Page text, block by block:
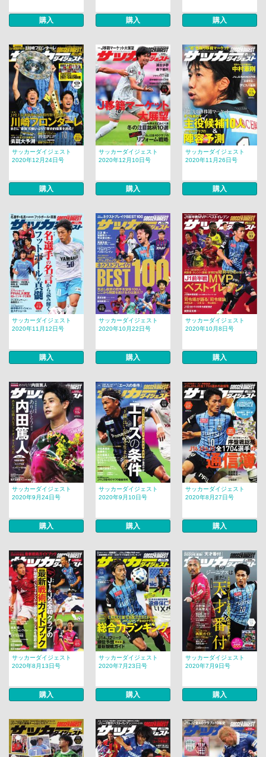
購入 購入 購入
サッカーダイジェスト
2020年12月24日号
購入
サッカーダイジェスト
2020年12月10日号
購入
サッカーダイジェスト
2020年11月26日号
購入
サッカーダイジェスト
2020年11月12日号
購入
サッカーダイジェスト
2020年10月22日号
購入
サッカーダイジェスト
2020年10月8日号
購入
サッカーダイジェスト
2020年9月24日号
購入
サッカーダイジェスト
2020年9月10日号
購入
サッカーダイジェスト
2020年8月27日号
購入
サッカーダイジェスト
2020年8月13日号
購入
サッカーダイジェスト
2020年7月23日号
購入
サッカーダイジェスト
2020年7月9日号
購入